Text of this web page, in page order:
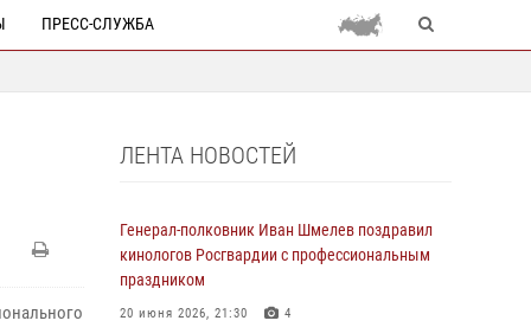
ПРЕСС-СЛУЖБА
ЛЕНТА НОВОСТЕЙ
Генерал-полковник Иван Шмелев поздравил
кинологов Росгвардии с профессиональным
праздником
20 июня 2026, 21:30 4